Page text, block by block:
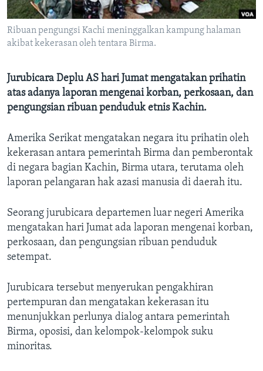
Ribuan pengungsi Kachi meninggalkan kampung halaman
akibat kekerasan oleh tentara Birma.
Jurubicara Deplu AS hari Jumat mengatakan prihatin
atas adanya laporan mengenai korban, perkosaan, dan
pengungsian ribuan penduduk etnis Kachin.
Amerika Serikat mengatakan negara itu prihatin oleh
kekerasan antara pemerintah Birma dan pemberontak
di negara bagian Kachin, Birma utara, terutama oleh
laporan pelangaran hak azasi manusia di daerah itu.
Seorang jurubicara departemen luar negeri Amerika
mengatakan hari Jumat ada laporan mengenai korban,
perkosaan, dan pengungsian ribuan penduduk
setempat.
Jurubicara tersebut menyerukan pengakhiran
pertempuran dan mengatakan kekerasan itu
menunjukkan perlunya dialog antara pemerintah
Birma, oposisi, dan kelompok-kelompok suku
minoritas.